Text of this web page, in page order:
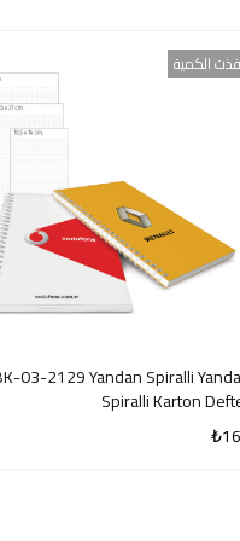
الكمية
03-2129 Yandan Spiralli
Spiralli Karton
₺